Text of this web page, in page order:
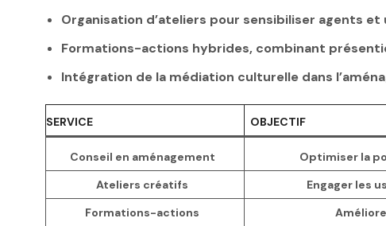
Organisation d’ateliers pour sensibiliser agents
Formations-actions hybrides, combinant
Intégration de la médiation culturelle dans
SERVICE OBJECTIF
Conseil en aménagement Optimiser la
Ateliers créatifs
Engager les
Formations-actions